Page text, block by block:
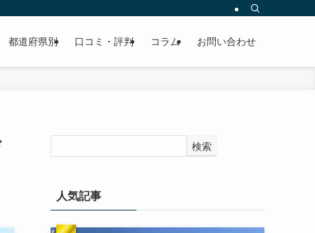
都道府県別 口コミ・評判 コラム お問い合わせ
検索
人気記事